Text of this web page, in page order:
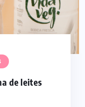
de leites